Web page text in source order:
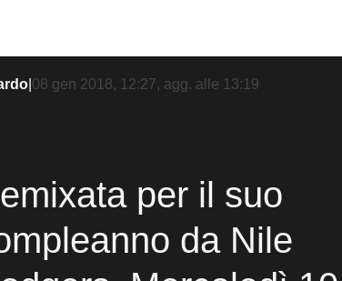
08 gen 2018, 12:27, agg. alle 13:19
per il suo
da Nile